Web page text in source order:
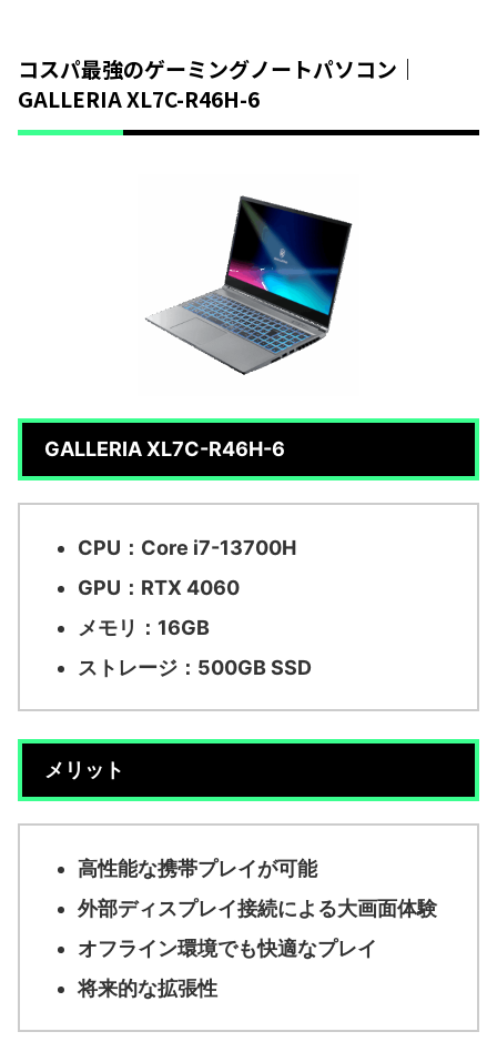
コスパ最強のゲーミングノートパソコン｜
GALLERIA XL7C-R46H-6
GALLERIA XL7C-R46H-6
CPU：Core i7-13700H
GPU：RTX 4060
メモリ：16GB
ストレージ：500GB SSD
メリット
高性能な携帯プレイが可能
外部ディスプレイ接続による大画面体験
オフライン環境でも快適なプレイ
将来的な拡張性